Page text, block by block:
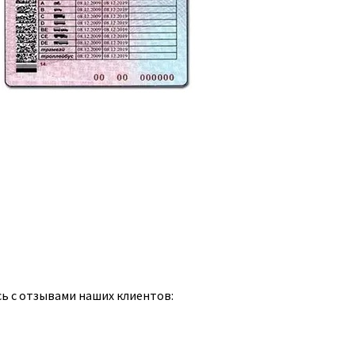
с отзывами наших клиентов: